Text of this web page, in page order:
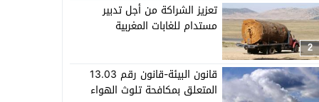
2
تعزيز الشراكة من أجل تدبير
مستدام للغابات المغربية
قانون البيئة-قانون رقم 13.03
المتعلق بمكافحة تلوث الهواء